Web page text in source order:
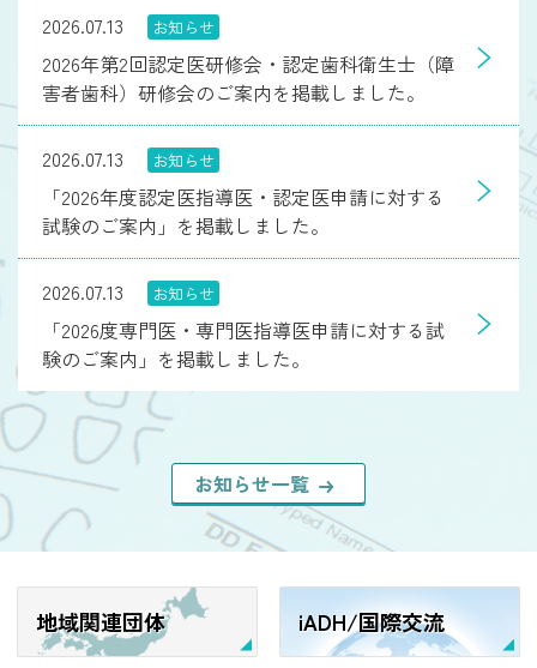
お知らせ一覧
2026.07.13 お知らせ
2026年第2回認定医研修会・認定歯科衛生士（障
害者歯科）研修会のご案内を掲載しました。
2026.07.13 お知らせ
「2026年度認定医指導医・認定医申請に対する
試験のご案内」を掲載しました。
2026.07.13 お知らせ
「2026度専門医・専門医指導医申請に対する試
験のご案内」を掲載しました。
地域関連団体 iADH/国際交流